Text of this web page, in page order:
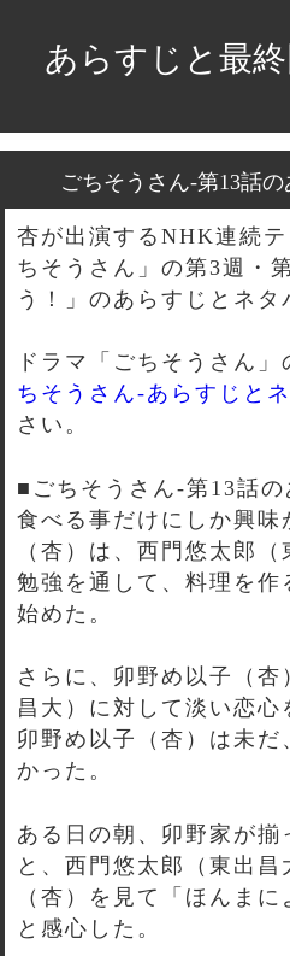
あらすじと最
ごちそうさん-第13話
杏が出演するNHK連続
ちそうさん」の第3週・
う！」のあらすじとネタ
ドラマ「ごちそうさん」
ちそうさん-あらすじと
さい。
■ごちそうさん-第13話
食べる事だけにしか興味
（杏）は、西門悠太郎
勉強を通して、料理を作
始めた。
さらに、卯野め以子（杏
昌大）に対して淡い恋心
卯野め以子（杏）は未だ
かった。
ある日の朝、卯野家が揃
と、西門悠太郎（東出昌
（杏）を見て「ほんま
と感心した。